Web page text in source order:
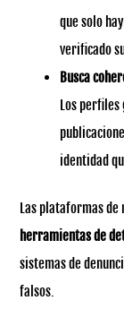
que solo
verificado
Busca
Los
identidad
Las plataformas de
herramientas de
sistemas de
falsos.